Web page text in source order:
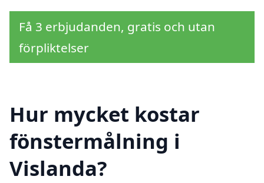
Få 3 erbjudanden, gratis och utan
förpliktelser
Hur mycket kostar
fönstermålning i
Vislanda?